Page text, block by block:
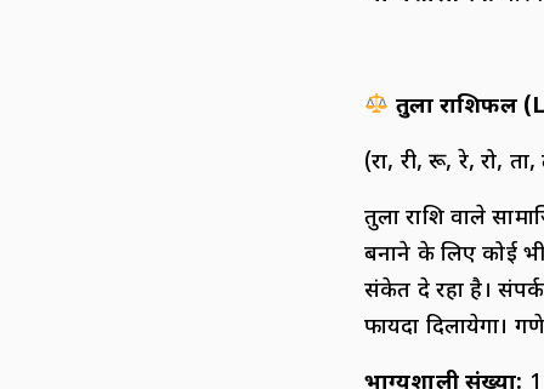
तुला राशिफल (
(रा, री, रू, रे, रो,
तुला राशि वाले
बनाने के लिए कोई
संकेत दे रहा है।
फायदा दिलायेगा।
भाग्यशाली संख्या: 1